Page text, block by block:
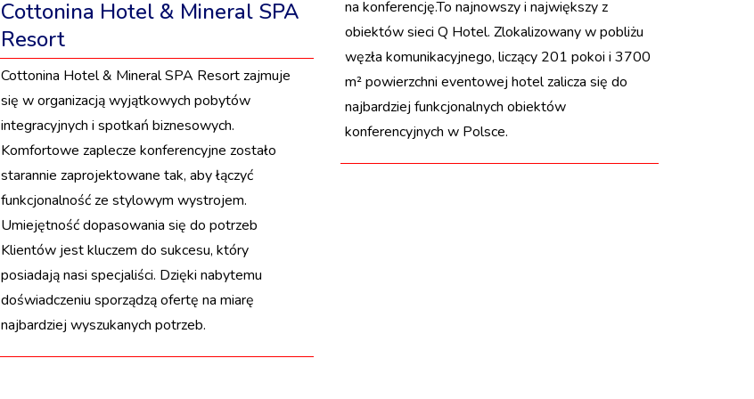
Cottonina Hotel & Mineral SPA
Resort
Cottonina Hotel & Mineral SPA Resort zajmuje
się w organizacją wyjątkowych pobytów
integracyjnych i spotkań biznesowych.
Komfortowe zaplecze konferencyjne zostało
starannie zaprojektowane tak, aby łączyć
funkcjonalność ze stylowym wystrojem.
Umiejętność dopasowania się do potrzeb
Klientów jest kluczem do sukcesu, który
posiadają nasi specjaliści. Dzięki nabytemu
doświadczeniu sporządzą ofertę na miarę
najbardziej wyszukanych potrzeb.
na konferencję.To najnowszy i największy z
obiektów sieci Q Hotel. Zlokalizowany w pobliżu
węzła komunikacyjnego, liczący 201 pokoi i 3700
m² powierzchni eventowej hotel zalicza się do
najbardziej funkcjonalnych obiektów
konferencyjnych w Polsce.